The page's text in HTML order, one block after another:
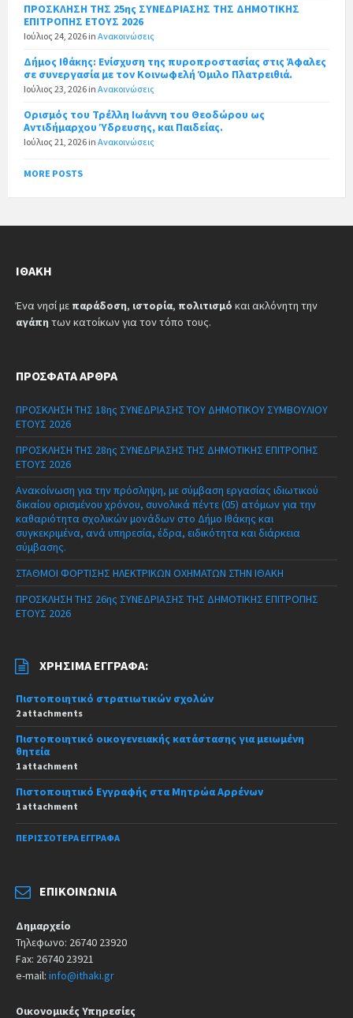
ΠΡΟΣΚΛΗΣΗ ΤΗΣ 25ης ΣΥΝΕΔΡΙΑΣΗΣ ΤΗΣ ΔΗΜΟΤΙΚΗΣ
ΕΠΙΤΡΟΠΗΣ ΕΤΟΥΣ 2026
Ιούλιος 24, 2026 in Ανακοινώσεις
Δήμος Ιθάκης: Ενίσχυση της πυροπροστασίας στις Άφαλες
σε συνεργασία με τον Κοινωφελή Όμιλο Πλατρειθιά.
Ιούλιος 23, 2026 in Ανακοινώσεις
Ορισμός του Τρέλλη Ιωάννη του Θεοδώρου ως
Αντιδήμαρχου Ύδρευσης, και Παιδείας.
Ιούλιος 21, 2026 in Ανακοινώσεις
MORE POSTS
ΙΘΆΚΗ
Ένα νησί με παράδοση, ιστορία, πολιτισμό και ακλόνητη την
αγάπη των κατοίκων για τον τόπο τους.
ΠΡΌΣΦΑΤΑ ΆΡΘΡΑ
ΠΡΟΣΚΛΗΣΗ ΤΗΣ 18ης ΣΥΝΕΔΡΙΑΣΗΣ ΤΟΥ ΔΗΜΟΤΙΚΟΥ ΣΥΜΒΟΥΛΙΟΥ
ΕΤΟΥΣ 2026
ΠΡΟΣΚΛΗΣΗ ΤΗΣ 28ης ΣΥΝΕΔΡΙΑΣΗΣ ΤΗΣ ΔΗΜΟΤΙΚΗΣ ΕΠΙΤΡΟΠΗΣ
ΕΤΟΥΣ 2026
Ανακοίνωση για την πρόσληψη, με σύμβαση εργασίας ιδιωτικού
δικαίου ορισμένου χρόνου, συνολικά πέντε (05) ατόμων για την
καθαριότητα σχολικών μονάδων στο Δήμο Ιθάκης και
συγκεκριμένα, ανά υπηρεσία, έδρα, ειδικότητα και διάρκεια
σύμβασης.
ΣΤΑΘΜΟΙ ΦΟΡΤΙΣΗΣ ΗΛΕΚΤΡΙΚΩΝ ΟΧΗΜΑΤΩΝ ΣΤΗΝ ΙΘΑΚΗ
ΠΡΟΣΚΛΗΣΗ ΤΗΣ 26ης ΣΥΝΕΔΡΙΑΣΗΣ ΤΗΣ ΔΗΜΟΤΙΚΗΣ ΕΠΙΤΡΟΠΗΣ
ΕΤΟΥΣ 2026
ΧΡΉΣΙΜΑ ΈΓΓΡΑΦΑ:
Πιστοποιητικό στρατιωτικών σχολών
2 attachments
Πιστοποιητικό οικογενειακής κατάστασης για μειωμένη
θητεία
1 attachment
Πιστοποιητικό Εγγραφής στα Μητρώα Αρρένων
1 attachment
ΠΕΡΙΣΣΌΤΕΡΑ ΈΓΓΡΑΦΑ
ΕΠΙΚΟΙΝΩΝΊΑ
Δημαρχείο
Τηλεφωνο: 26740 23920
Fax: 26740 23921
e-mail: info@ithaki.gr
Οικονομικές Υπηρεσίες